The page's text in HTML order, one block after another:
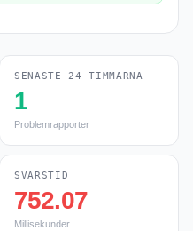
SENASTE 24 TIMMARNA
1
Problemrapporter
SVARSTID
752.07
Millisekunder